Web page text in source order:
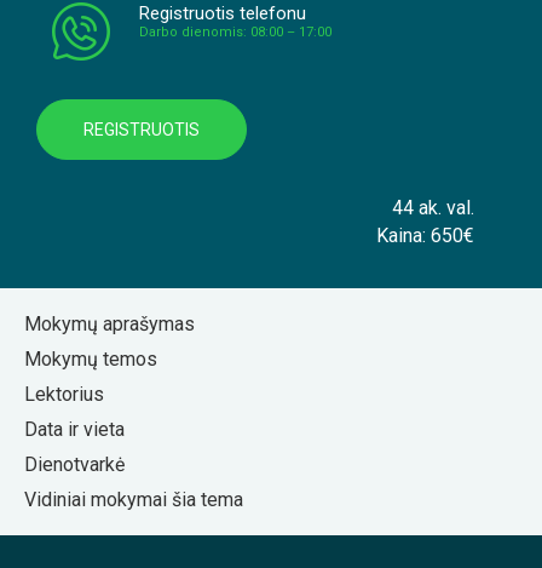
Registruotis telefonu
Darbo dienomis: 08:00 – 17:00
REGISTRUOTIS
44 ak. val.
Kaina: 650€
Mokymų aprašymas
Mokymų temos
Lektorius
Data ir vieta
Dienotvarkė
Vidiniai mokymai šia tema